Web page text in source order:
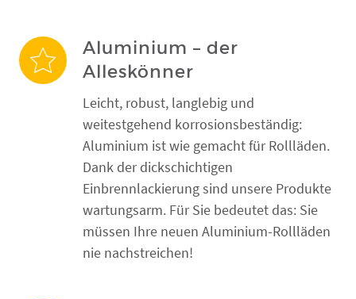
Aluminium – der
Alleskönner
Leicht, robust, langlebig und
weitestgehend korrosionsbeständig:
Aluminium ist wie gemacht für Rollläden.
Dank der dickschichtigen
Einbrennlackierung sind unsere Produkte
wartungsarm. Für Sie bedeutet das: Sie
müssen Ihre neuen Aluminium-Rollläden
nie nachstreichen!